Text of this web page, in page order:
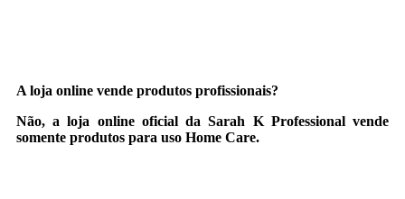
A loja online vende produtos profissionais?
Não, a loja online oficial da Sarah K Professional vende
somente produtos para uso Home Care.